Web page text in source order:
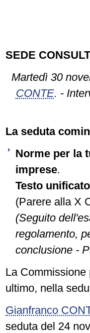
SEDE
Martedì 30
CONTE. -
La seduta
Norme per la
imprese.
Testo
(Parere alla X
(Seguito
regolamento,
conclusione -
La
ultimo, nella
Gianfranco
seduta del 24